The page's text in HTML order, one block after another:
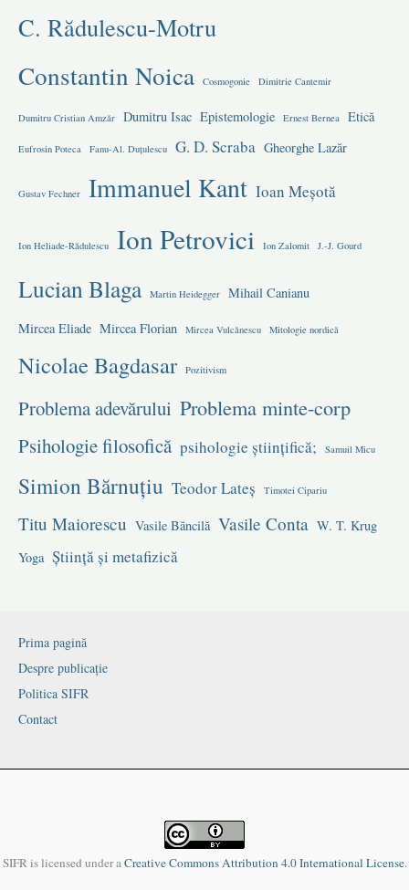
C. Rădulescu-Motru
Constantin Noica Cosmogonie Dimitrie Cantemir
Dumitru Cristian Amzăr Dumitru Isac Epistemologie Ernest Bernea Etică
Eufrosin Poteca Fanu-Al. Duțulescu G. D. Scraba Gheorghe Lazăr
Gustav Fechner Immanuel Kant Ioan Meșotă
Ion Heliade-Rădulescu Ion Petrovici Ion Zalomit J.-J. Gourd
Lucian Blaga Martin Heidegger Mihail Canianu
Mircea Eliade Mircea Florian Mircea Vulcănescu Mitologie nordică
Nicolae Bagdasar Pozitivism
Problema adevărului Problema minte-corp
Psihologie filosofică psihologie științifică; Samuil Micu
Simion Bărnuțiu Teodor Lateș Timotei Cipariu
Titu Maiorescu Vasile Băncilă Vasile Conta W. T. Krug
Yoga Știință și metafizică
Prima pagină
Despre publicație
Politica SIFR
Contact
SIFR is licensed under a Creative Commons Attribution 4.0 International License.